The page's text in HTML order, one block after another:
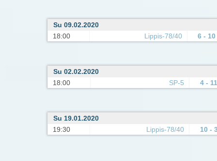
Su 09.02.2020
18:00
Lippis-78/40 6 - 10
Su 02.02.2020
18:00
SP-5 4 - 11
Su 19.01.2020
19:30
Lippis-78/40 10 -